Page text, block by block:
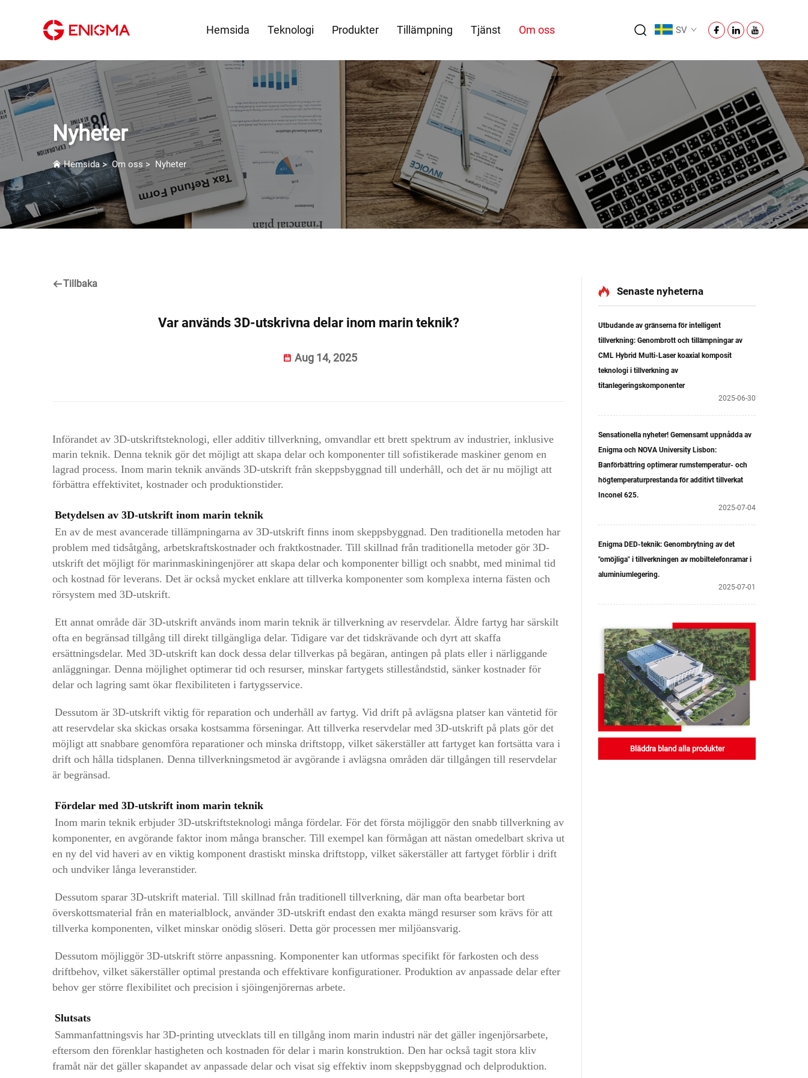
Hemsida Teknologi Produkter Tillämpning Tjänst Om oss SV
Nyheter
Hemsida>Om oss > Nyheter
Tillbaka
Var används 3D-utskrivna delar inom marin teknik?
Aug 14, 2025
Införandet av 3D-utskriftsteknologi, eller additiv tillverkning, omvandlar ett brett spektrum av industrier, inklusive
marin teknik. Denna teknik gör det möjligt att skapa delar och komponenter till sofistikerade maskiner genom en
lagrad process. Inom marin teknik används 3D-utskrift från skeppsbyggnad till underhåll, och det är nu möjligt att
förbättra effektivitet, kostnader och produktionstider.
Betydelsen av 3D-utskrift inom marin teknik
En av de mest avancerade tillämpningarna av 3D-utskrift finns inom skeppsbyggnad. Den traditionella metoden har
problem med tidsåtgång, arbetskraftskostnader och fraktkostnader. Till skillnad från traditionella metoder gör 3D-
utskrift det möjligt för marinmaskiningenjörer att skapa delar och komponenter billigt och snabbt, med minimal tid
och kostnad för leverans. Det är också mycket enklare att tillverka komponenter som komplexa interna fästen och
rörsystem med 3D-utskrift.
Ett annat område där 3D-utskrift används inom marin teknik är tillverkning av reservdelar. Äldre fartyg har särskilt
ofta en begränsad tillgång till direkt tillgängliga delar. Tidigare var det tidskrävande och dyrt att skaffa
ersättningsdelar. Med 3D-utskrift kan dock dessa delar tillverkas på begäran, antingen på plats eller i närliggande
anläggningar. Denna möjlighet optimerar tid och resurser, minskar fartygets stilleståndstid, sänker kostnader för
delar och lagring samt ökar flexibiliteten i fartygsservice.
Dessutom är 3D-utskrift viktig för reparation och underhåll av fartyg. Vid drift på avlägsna platser kan väntetid för
att reservdelar ska skickas orsaka kostsamma förseningar. Att tillverka reservdelar med 3D-utskrift på plats gör det
möjligt att snabbare genomföra reparationer och minska driftstopp, vilket säkerställer att fartyget kan fortsätta vara i
drift och hålla tidsplanen. Denna tillverkningsmetod är avgörande i avlägsna områden där tillgången till reservdelar
är begränsad.
Fördelar med 3D-utskrift inom marin teknik
Inom marin teknik erbjuder 3D-utskriftsteknologi många fördelar. För det första möjliggör den snabb tillverkning av
komponenter, en avgörande faktor inom många branscher. Till exempel kan förmågan att nästan omedelbart skriva ut
en ny del vid haveri av en viktig komponent drastiskt minska driftstopp, vilket säkerställer att fartyget förblir i drift
och undviker långa leveranstider.
Dessutom sparar 3D-utskrift material. Till skillnad från traditionell tillverkning, där man ofta bearbetar bort
överskottsmaterial från en materialblock, använder 3D-utskrift endast den exakta mängd resurser som krävs för att
tillverka komponenten, vilket minskar onödig slöseri. Detta gör processen mer miljöansvarig.
Dessutom möjliggör 3D-utskrift större anpassning. Komponenter kan utformas specifikt för farkosten och dess
driftbehov, vilket säkerställer optimal prestanda och effektivare konfigurationer. Produktion av anpassade delar efter
behov ger större flexibilitet och precision i sjöingenjörernas arbete.
Slutsats
Sammanfattningsvis har 3D-printing utvecklats till en tillgång inom marin industri när det gäller ingenjörsarbete,
eftersom den förenklar hastigheten och kostnaden för delar i marin konstruktion. Den har också tagit stora kliv
framåt när det gäller skapandet av anpassade delar och visat sig effektiv inom skeppsbyggnad och delproduktion.
Senaste nyheterna
Utbudande av gränserna för intelligent
tillverkning: Genombrott och tillämpningar av
CML Hybrid Multi-Laser koaxial komposit
teknologi i tillverkning av
titanlegeringskomponenter
2025-06-30
Sensationella nyheter! Gemensamt uppnådda av
Enigma och NOVA University Lisbon:
Banförbättring optimerar rumstemperatur- och
högtemperaturprestanda för additivt tillverkat
Inconel 625.
2025-07-04
Enigma DED-teknik: Genombrytning av det
"omöjliga" i tillverkningen av mobiltelefonramar i
aluminiumlegering.
2025-07-01
Bläddra bland alla produkter